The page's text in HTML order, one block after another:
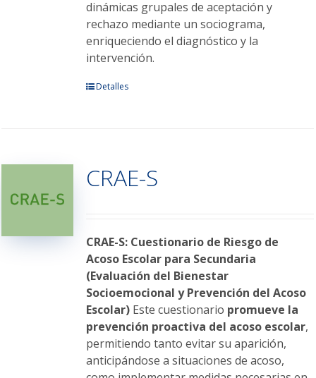
dinámicas grupales de aceptación y
rechazo mediante un sociograma,
enriqueciendo el diagnóstico y la
intervención.
Este
Las
opciones
elegir
en
la
página
de
producto
Detalles
CRAE-S
CRAE-S: Cuestionario de Riesgo de
Acoso Escolar para Secundaria
(Evaluación del Bienestar
Socioemocional y Prevención del Acoso
Escolar)Este cuestionario promueve la
prevención proactiva del acoso escolar,
permitiendo tanto evitar su aparición,
anticipándose a situaciones de acoso,